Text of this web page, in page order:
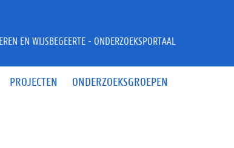
PROJECTEN ONDERZOEKSGROEPEN
EN WIJSBEGEERTE - ONDERZOEKSPORTAAL